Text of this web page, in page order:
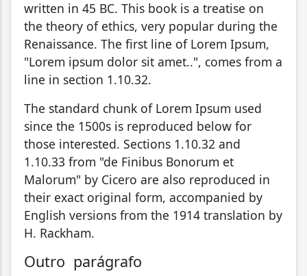
written in 45 BC. This book is a treatise on
the theory of ethics, very popular during the
Renaissance. The first line of Lorem Ipsum,
"Lorem ipsum dolor sit amet..", comes from a
line in section 1.10.32.
The standard chunk of Lorem Ipsum used
since the 1500s is reproduced below for
those interested. Sections 1.10.32 and
1.10.33 from "de Finibus Bonorum et
Malorum" by Cicero are also reproduced in
their exact original form, accompanied by
English versions from the 1914 translation by
H. Rackham.
Outro parágrafo